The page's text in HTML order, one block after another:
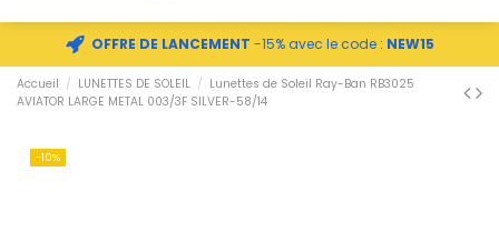
OFFRE DE LANCEMENT -15% avec le code : NEW15
Accueil LUNETTES DE SOLEIL
Lunettes de Soleil Ray-Ban RB3025
AVIATOR LARGE METAL 003/3F SILVER-58/14
-10%